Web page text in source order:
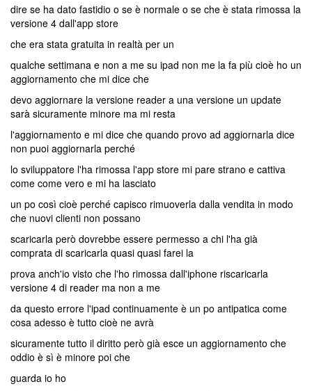
dire se ha dato fastidio o se è normale o se che è stata rimossa la
versione 4 dall'app store
che era stata gratuita in realtà per un
qualche settimana e non a me su ipad non me la fa più cioè ho un
aggiornamento che mi dice che
devo aggiornare la versione reader a una versione un update
sarà sicuramente minore ma mi resta
l'aggiornamento e mi dice che quando provo ad aggiornarla dice
non puoi aggiornarla perché
lo sviluppatore l'ha rimossa l'app store mi pare strano e cattiva
come come vero e mi ha lasciato
un po così cioè perché capisco rimuoverla dalla vendita in modo
che nuovi clienti non possano
scaricarla però dovrebbe essere permesso a chi l'ha già
comprata di scaricarla quasi quasi farei la
prova anch'io visto che l'ho rimossa dall'iphone riscaricarla
versione 4 di reader ma non a me
da questo errore l'ipad continuamente è un po antipatica come
cosa adesso è tutto cioè ne avrà
sicuramente tutto il diritto però già esce un aggiornamento che
oddio è sì è minore poi che
guarda io ho